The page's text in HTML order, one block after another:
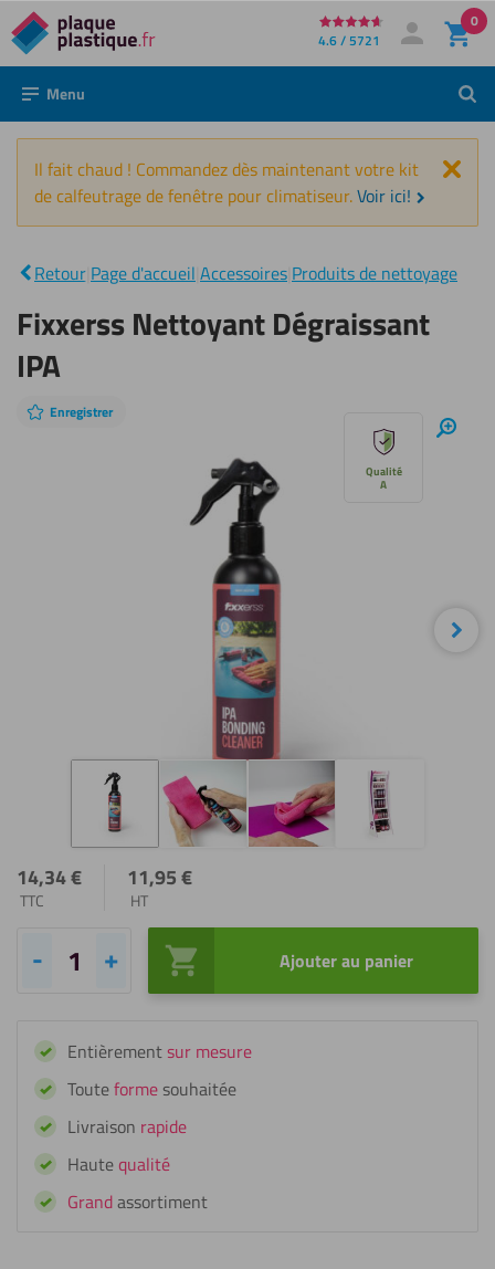
Directement
au
contenu
4.6 / 5721 Mon compte
Se connecter
0
Menu
Il fait chaud ! Commandez dès maintenant votre kit
de calfeutrage de fenêtre pour climatiseur.Voir ici!
Retour Page d'accueil Accessoires Produits de nettoyage
Nettoyant
Dégraissant
Fixxerss Nettoyant Dégraissant
IPA
Enregistrer
Zoom
Qualité
A
14,34€
TTC
11,95€
HT
quantité
Nettoyant
Dégraissant
Ajouter au panier
Entièrementsur mesure
Touteforme souhaitée
Livraison rapide
Hautequalité
Grandassortiment